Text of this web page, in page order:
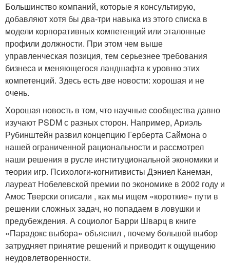
Большинство компаний, которые я консультирую,
добавляют хотя бы два-три навыка из этого списка в
модели корпоративных компетенций или эталонные
профили должности. При этом чем выше
управленческая позиция, тем серьезнее требования
бизнеса и меняющегося ландшафта к уровню этих
компетенций. Здесь есть две новости: хорошая и не
очень.
Хорошая новость в том, что научные сообщества давно
изучают PSDM с разных сторон. Например, Ариэль
Рубинштейн развил концепцию Герберта Саймона о
нашей ограниченной рациональности и рассмотрел
наши решения в русле институциональной экономики и
теории игр. Психологи-когнитивисты Дэниел Канеман,
лауреат Нобелевской премии по экономике в 2002 году и
Амос Тверски описали , как мы ищем «короткие» пути в
решении сложных задач, но попадаем в ловушки и
предубеждения. А социолог Барри Шварц в книге
«Парадокс выбора» объяснил , почему большой выбор
затрудняет принятие решений и приводит к ощущению
неудовлетворенности.